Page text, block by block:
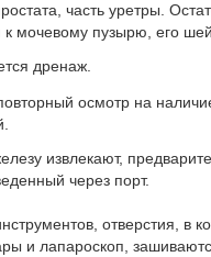
часть уретры.
к мочевому пузырю, его
дренаж.
осмотр на
извлекают,
через порт.
отверстия, в
и лапароскоп,